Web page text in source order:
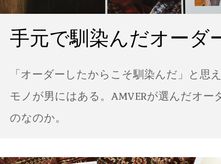
手元で馴染んだオーダ
「オーダーしたからこそ馴染んだ」と思
モノが男にはある。AMVERが選んだオー
のなのか。